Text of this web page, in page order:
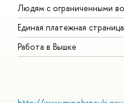
Людям с ограниченными
Единая платежная страница
Работа в Вышке